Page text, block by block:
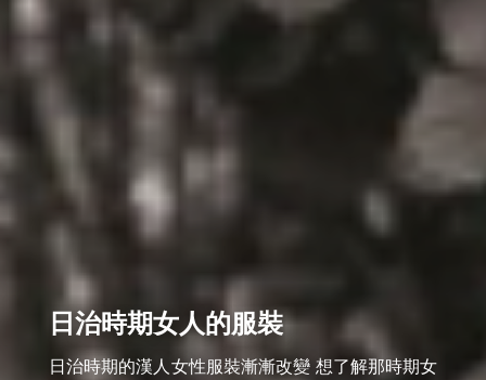
日治時期女人的服裝
日治時期的漢人女性服裝漸漸改變 想了解那時期女